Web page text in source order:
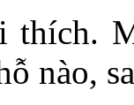
thích.
nào,